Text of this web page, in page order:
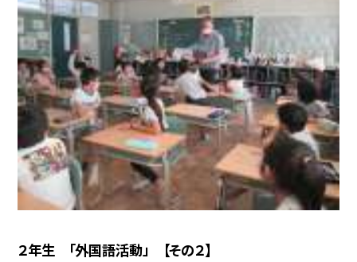
２年生 「外国語活動」 【その２】